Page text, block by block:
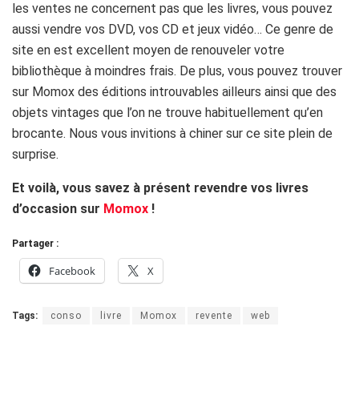
les ventes ne concernent pas que les livres, vous pouvez
aussi vendre vos DVD, vos CD et jeux vidéo… Ce genre de
site en est excellent moyen de renouveler votre
bibliothèque à moindres frais. De plus, vous pouvez trouver
sur Momox des éditions introuvables ailleurs ainsi que des
objets vintages que l’on ne trouve habituellement qu’en
brocante. Nous vous invitions à chiner sur ce site plein de
surprise.
Et voilà, vous savez à présent revendre vos livres
d’occasion sur Momox !
Partager :
Facebook X
Tags: conso livre Momox revente web